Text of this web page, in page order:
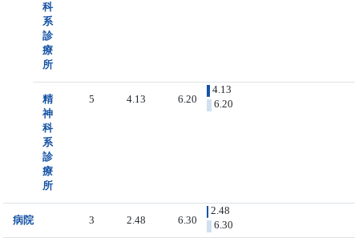
科
系
診
療
所
精
神
科
系
診
療
所
5 4.13 6.20
4.13
6.20
病院 3 2.48 6.30
2.48
6.30